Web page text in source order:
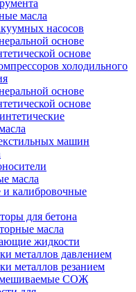
масла
насосов
основе
основе
холодильного
основе
основе
машин
масла
калибровочные
для бетона
масла
жидкости
металлов давлением
металлов резанием
СОЖ